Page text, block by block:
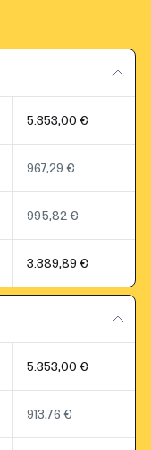
5.353,00 €
967,29 €
995,82 €
3.389,89 €
5.353,00 €
913,76 €